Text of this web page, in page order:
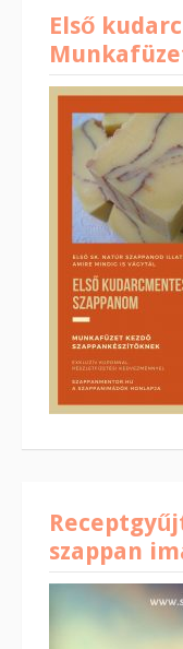
Első
szappan